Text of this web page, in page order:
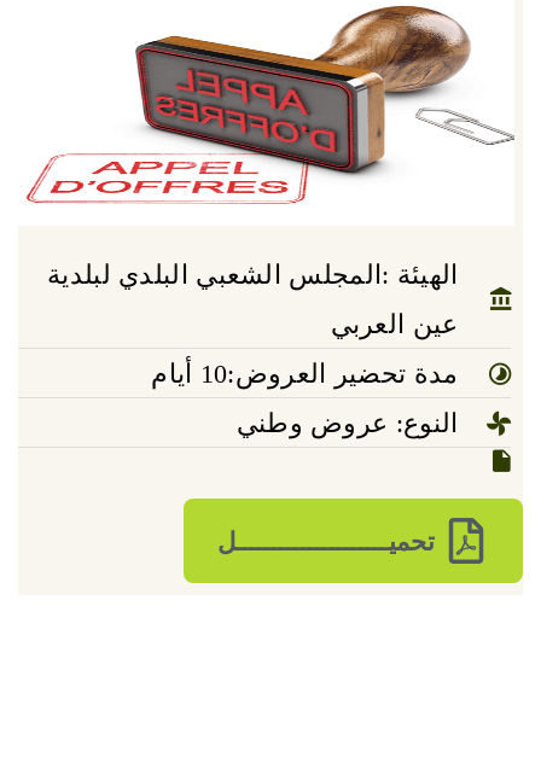
الهيئة :المجلس الشعبي البلدي لبلدية
عين العربي
مدة تحضير العروض:10 أيام
النوع: عروض وطني
تحميـــــــــــــــــــــل